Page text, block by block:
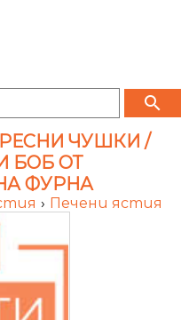
search
ЧУШКИ /
БОБ ОТ
ФУРНА
› Печени ястия